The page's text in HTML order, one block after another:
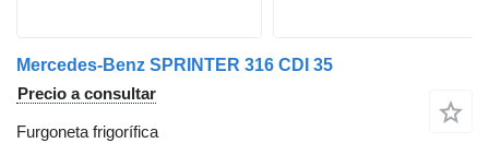
Mercedes-Benz SPRINTER 316 CDI 35
Precio a consultar
Furgoneta frigorífica